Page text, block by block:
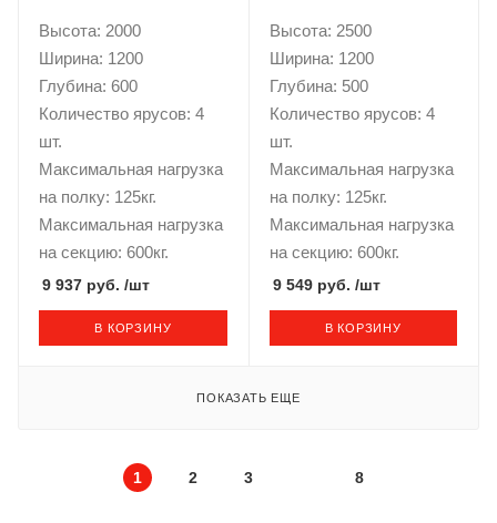
Высота: 2000
Ширина: 1200
Глубина: 600
Количество ярусов: 4
шт.
Максимальная нагрузка
на полку: 125кг.
Максимальная нагрузка
на секцию: 600кг.
9 937 руб. /шт
В КОРЗИНУ
Высота: 2500
Ширина: 1200
Глубина: 500
Количество ярусов: 4
шт.
Максимальная нагрузка
на полку: 125кг.
Максимальная нагрузка
на секцию: 600кг.
9 549 руб. /шт
В КОРЗИНУ
ПОКАЗАТЬ ЕЩЕ
1 2 3 8